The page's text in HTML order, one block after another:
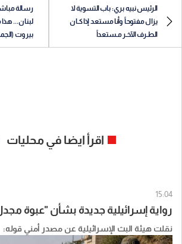
الرئيس نبيه بري: باب التسوية لا
يزال مفتوحاً وأنا مستعد إذا كـان
الطـرف الآخـر مـستعداً
رسالة
لبنان... هذا
بيروت
اقرأ ايضا في محليات
15:04
رواية إسرائيلية جديدة بشأن "عبوة
نقلت هيئة البث الإسرائيلية عن مصدر أمني قوله: